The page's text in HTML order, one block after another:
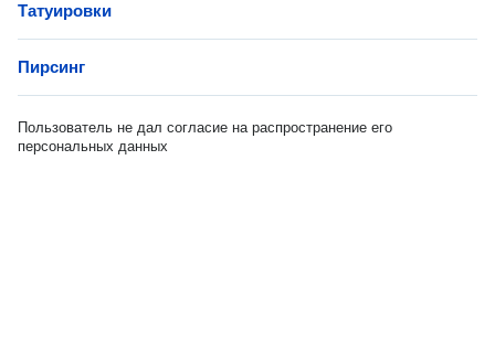
Татуировки
Пирсинг
Пользователь не дал согласие на распространение его
персональных данных